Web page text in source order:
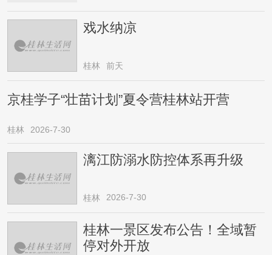
戏水纳凉
桂林 前天
京桂学子“壮苗计划”夏令营桂林站开营
桂林 2026-7-30
漓江防溺水防控体系再升级
桂林 2026-7-30
桂林一景区发布公告！全域暂
停对外开放